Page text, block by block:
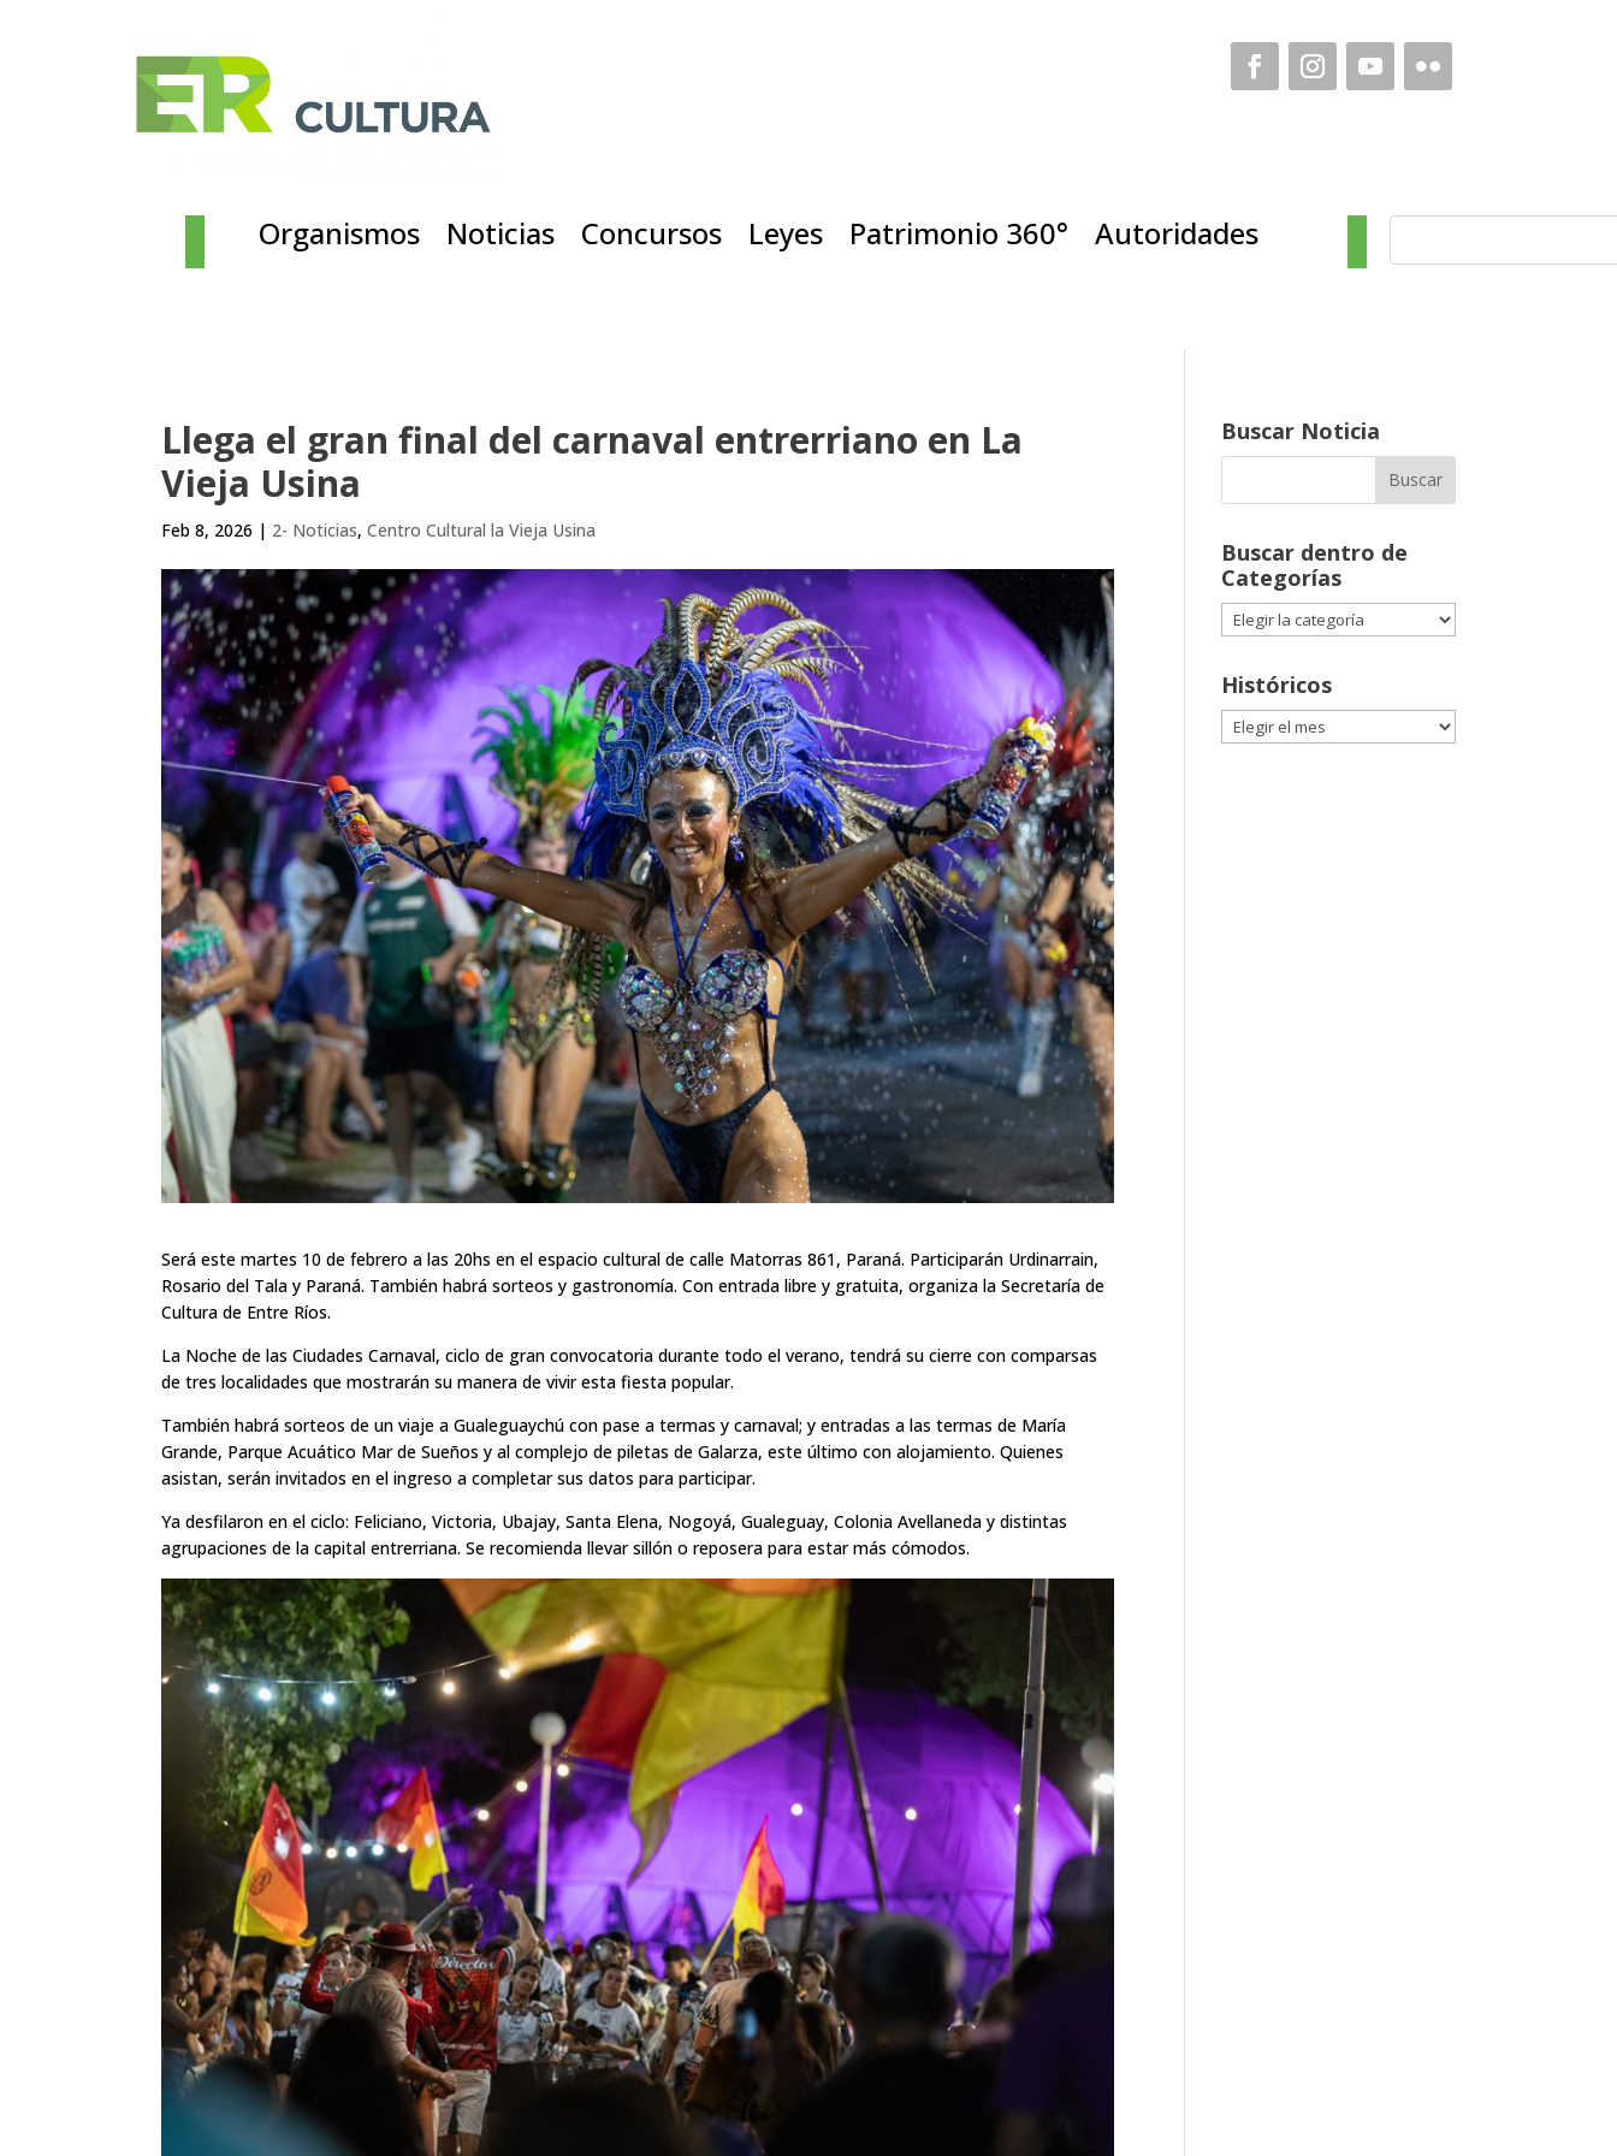
Organismos Noticias Concursos Leyes Patrimonio 360° Autoridades
Llega el gran final del carnaval entrerriano en La
Vieja Usina
Feb 8, 2026 | 2- Noticias,Centro Cultural la Vieja Usina
Será este martes 10 de febrero a las 20hs en el espacio cultural de calle Matorras 861, Paraná. Participarán Urdinarrain,
Rosario del Tala y Paraná. También habrá sorteos y gastronomía. Con entrada libre y gratuita, organiza la Secretaría de
Cultura de Entre Ríos.
La Noche de las Ciudades Carnaval, ciclo de gran convocatoria durante todo el verano, tendrá su cierre con comparsas
de tres localidades que mostrarán su manera de vivir esta fiesta popular.
También habrá sorteos de un viaje a Gualeguaychú con pase a termas y carnaval; y entradas a las termas de María
Grande, Parque Acuático Mar de Sueños y al complejo de piletas de Galarza, este último con alojamiento. Quienes
asistan, serán invitados en el ingreso a completar sus datos para participar.
Ya desfilaron en el ciclo: Feliciano, Victoria, Ubajay, Santa Elena, Nogoyá, Gualeguay, Colonia Avellaneda y distintas
agrupaciones de la capital entrerriana. Se recomienda llevar sillón o reposera para estar más cómodos.
Buscar Noticia
Buscar dentro de
Categorías
Buscar
dentro
Categorías
Históricos
Históricos